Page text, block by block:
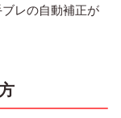
レの自動補正が